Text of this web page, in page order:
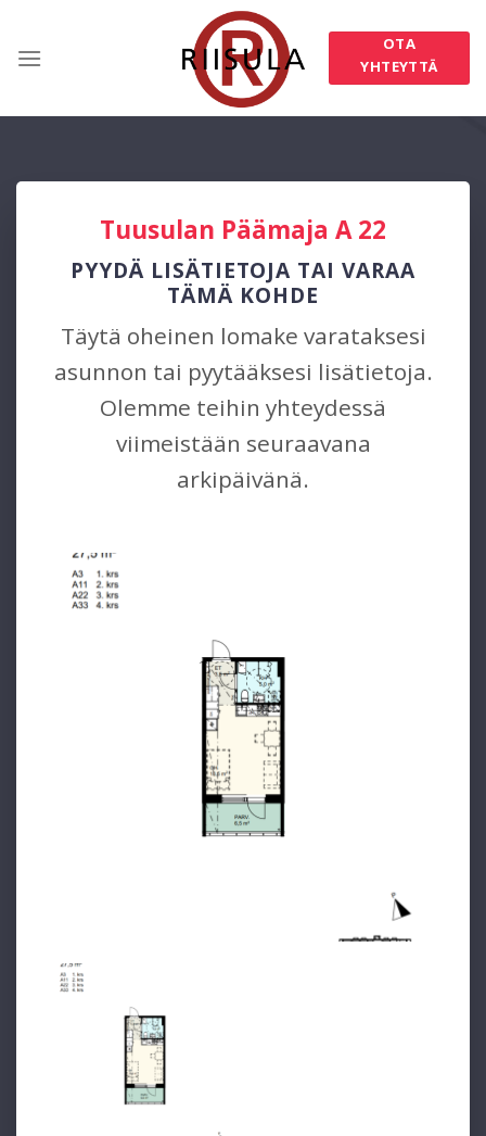
content
OTA
YHTEYTTÄ
Tuusulan Päämaja A 22
PYYDÄ LISÄTIETOJA TAI VARAA
TÄMÄ KOHDE
Täytä oheinen lomake varataksesi
asunnon tai pyytääksesi lisätietoja.
Olemme teihin yhteydessä
viimeistään seuraavana
arkipäivänä.